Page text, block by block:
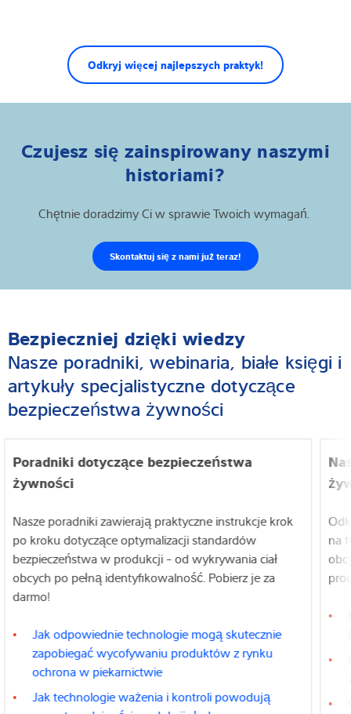
Odkryj więcej najlepszych praktyk!
Czujesz się zainspirowany naszymi
historiami?
Chętnie doradzimy Ci w sprawie Twoich wymagań.
Skontaktuj się z nami już teraz!
Bezpieczniej dzięki wiedzy
Nasze poradniki, webinaria, białe księgi i
artykuły specjalistyczne dotyczące
bezpieczeństwa żywności
Poradniki dotyczące bezpieczeństwa
żywności
Nasze poradniki zawierają praktyczne instrukcje krok
po kroku dotyczące optymalizacji standardów
bezpieczeństwa w produkcji - od wykrywania ciał
obcych po pełną identyfikowalność. Pobierz je za
darmo!
Jak odpowiednie technologie mogą skutecznie
zapobiegać wycofywaniu produktów z rynku
ochrona w piekarnictwie
Jak technologie ważenia i kontroli powodują
na